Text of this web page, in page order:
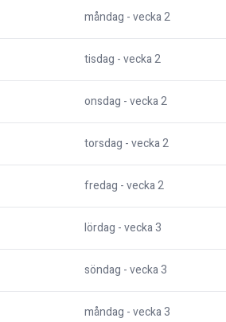
måndag - vecka2
tisdag - vecka2
onsdag - vecka2
torsdag - vecka2
fredag - vecka2
lördag - vecka3
söndag - vecka3
måndag - vecka3